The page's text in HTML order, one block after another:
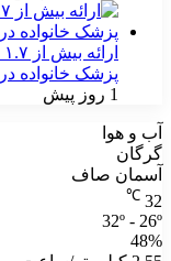
پزشک خانواده در ۶۴ شهرستان
1 روز پیش
آب و هوا
گرگان
آسمان صاف
32
℃
32º - 26º
48%